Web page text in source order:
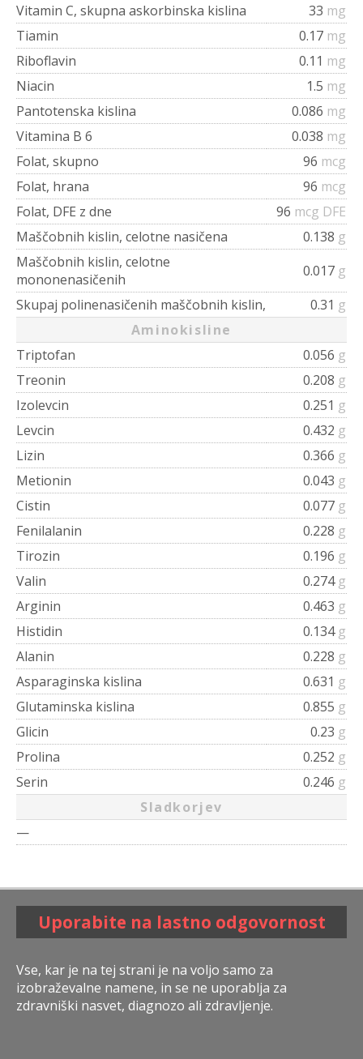
Vitamin C, skupna askorbinska kislina
33 mg
Tiamin
0.17 mg
Riboflavin
0.11 mg
Niacin
1.5 mg
Pantotenska kislina
0.086 mg
Vitamina B 6
0.038 mg
Folat, skupno
96 mcg
Folat, hrana
96 mcg
Folat, DFE z dne
96 mcg DFE
Maščobnih kislin, celotne nasičena
0.138 g
Maščobnih kislin, celotne
mononenasičenih
0.017 g
Skupaj polinenasičenih maščobnih kislin,
0.31 g
Aminokisline
Triptofan
0.056 g
Treonin
0.208 g
Izolevcin
0.251 g
Levcin
0.432 g
Lizin
0.366 g
Metionin
0.043 g
Cistin
0.077 g
Fenilalanin
0.228 g
Tirozin
0.196 g
Valin
0.274 g
Arginin
0.463 g
Histidin
0.134 g
Alanin
0.228 g
Asparaginska kislina
0.631 g
Glutaminska kislina
0.855 g
Glicin
0.23 g
Prolina
0.252 g
Serin
0.246 g
Sladkorjev
—
Uporabite na lastno odgovornost
Vse, kar je na tej strani je na voljo samo za
izobraževalne namene, in se ne uporablja za
zdravniški nasvet, diagnozo ali zdravljenje.